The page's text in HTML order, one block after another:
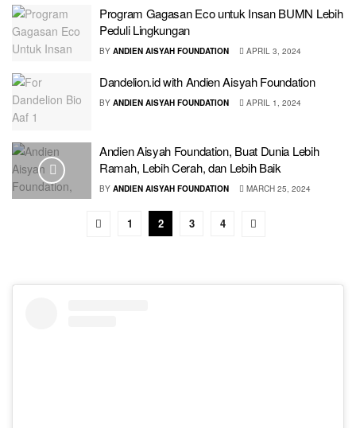
Program Gagasan Eco untuk Insan BUMN Lebih
Peduli Lingkungan
BY ANDIEN AISYAH FOUNDATION APRIL 3, 2024
Dandelion.id with Andien Aisyah Foundation
BY ANDIEN AISYAH FOUNDATION APRIL 1, 2024
Andien Aisyah Foundation, Buat Dunia Lebih
Ramah, Lebih Cerah, dan Lebih Baik
BY ANDIEN AISYAH FOUNDATION MARCH 25, 2024
1 2 3 4